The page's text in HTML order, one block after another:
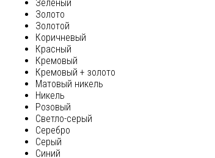
Зеленый
Золото
Золотой
Коричневый
Красный
Кремовый
Кремовый + золото
Матовый никель
Никель
Розовый
Светло-серый
Серебро
Серый
Синий